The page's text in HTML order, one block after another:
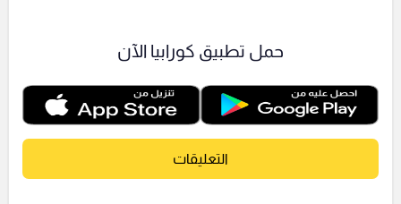
حمل تطبيق كورابيا الآن
التعليقات